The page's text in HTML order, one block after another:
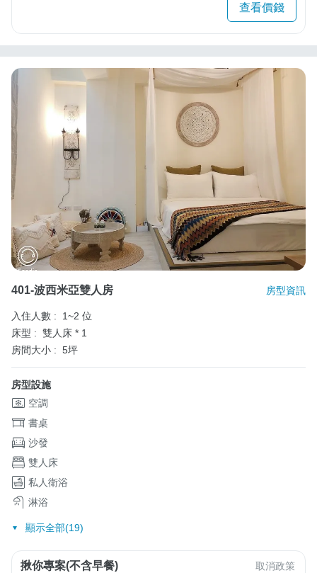
查看價錢
401-波西米亞雙人房 房型資訊
入住人數 :
1~2 位
床型 : 雙人床 * 1
房間大小 : 5坪
房型設施
空調
書桌
沙發
雙人床
私人衛浴
淋浴
顯示全部(19)
揪你專案(不含早餐) 取消政策